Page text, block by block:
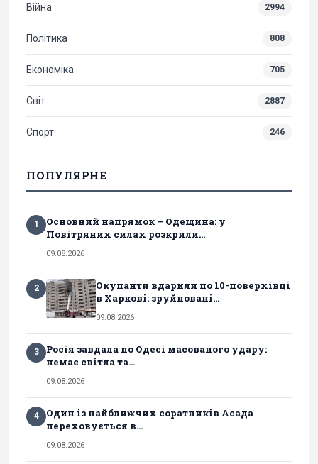
Війна 2994
Політика 808
Економіка 705
Світ 2887
Спорт 246
ПОПУЛЯРНЕ
1
Основний напрямок – Одещина: у
Повітряних силах розкрили...
09.08.2026
2
Окупанти вдарили по 10-поверхівці
в Харкові: зруйновані...
09.08.2026
3
Росія завдала по Одесі масованого удару:
немає світла та...
09.08.2026
4
Один із найближчих соратників Асада
переховується в...
09.08.2026